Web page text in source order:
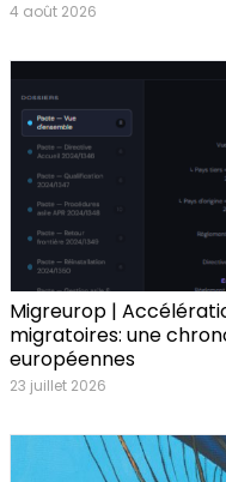
4 août 2026
Migreurop |
migratoires: une
européennes
23 juillet 2026